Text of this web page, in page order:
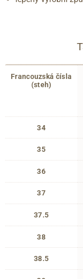
Francouzská čísla
(steh)
34
35
36
37
37.5
38
38.5